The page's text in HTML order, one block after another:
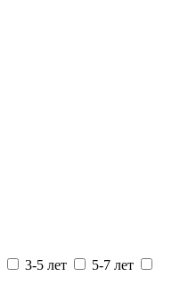
3-5 лет
5-7 лет